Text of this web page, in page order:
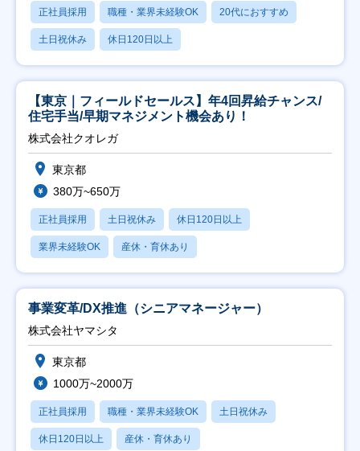
正社員採用 職種・業界未経験OK 20代におすすめ
土日祝休み 休日120日以上
【東京｜フィールドセールス】年4回昇給チャンス/
住宅手当/早期マネジメント機会あり！
株式会社クオレガ
東京都
380万~650万
正社員採用 土日祝休み 休日120日以上
業界未経験OK 産休・育休あり
事業変革/DX推進（シニアマネージャー）
株式会社ヤマシタ
東京都
1000万~2000万
正社員採用 職種・業界未経験OK 土日祝休み
休日120日以上 産休・育休あり